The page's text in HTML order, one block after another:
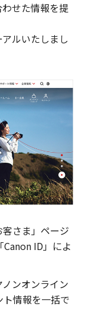
せた情報を提
ルいたしまし
さま」ページ
Canon ID」によ
ンオンライン
情報を一括で